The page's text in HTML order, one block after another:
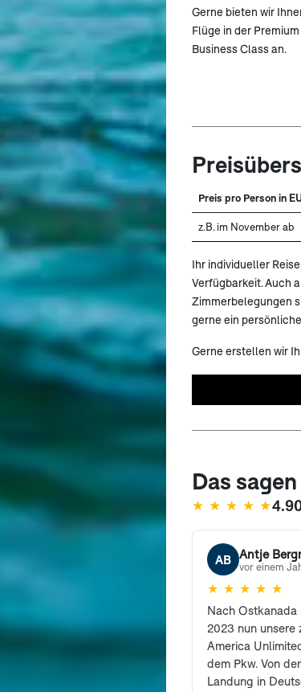
Gerne bieten wir
Flüge in der
Business Class an.
Preis pro Person in
z.B. im November ab
Ihr individueller
Verfügbarkeit. Auch
Zimmerbelegungen
gerne ein
Gerne erstellen wir
Das
★ ★ ★ ★ ★
(öffnet in neuem
AB Antje
vor einem
★ ★ ★ ★ ★
Nach Ostkanada
2023 nun unsere
America
dem Pkw. Von
Landung in